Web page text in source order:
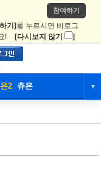
참여하기
기] 를 누르시면 비로그
! [다시보지 않기 ]
2 츄온 ▼